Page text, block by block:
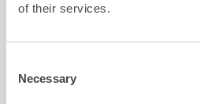
of their services.
Selection
Necessary